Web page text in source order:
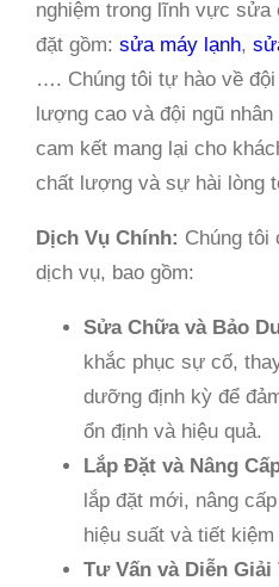
nghiệm trong lĩnh vực
đặt gồm: sửa máy lạnh,
…. Chúng tôi tự hào về
lượng cao và đội ngũ
cam kết mang lại cho
chất lượng và sự hài lòng
Dịch Vụ Chính: Chúng tôi
dịch vụ, bao gồm:
Sửa Chữa và Bảo
khắc phục sự cố,
dưỡng định kỳ để
ổn định và hiệu quả.
Lắp Đặt và Nâng
lắp đặt mới, nâng
hiệu suất và tiết
Tư Vấn và Diễn Giải